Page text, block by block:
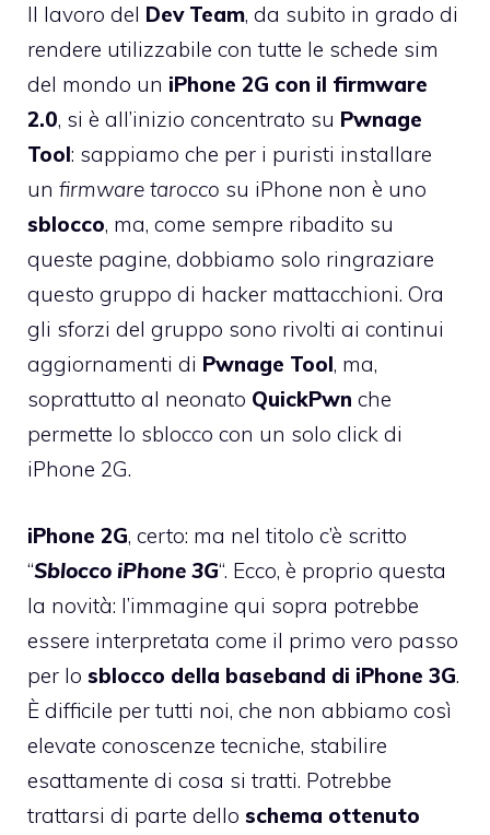
Il lavoro del Dev Team, da subito in grado di
rendere utilizzabile con tutte le schede sim
del mondo un iPhone 2G con il firmware
2.0, si è all’inizio concentrato su Pwnage
Tool: sappiamo che per i puristi installare
un firmware tarocco su iPhone non è uno
sblocco, ma, come sempre ribadito su
queste pagine, dobbiamo solo ringraziare
questo gruppo di hacker mattacchioni. Ora
gli sforzi del gruppo sono rivolti ai continui
aggiornamenti di Pwnage Tool, ma,
soprattutto al neonato QuickPwn che
permette lo sblocco con un solo click di
iPhone 2G.
iPhone 2G, certo: ma nel titolo c’è scritto
“Sblocco iPhone 3G“. Ecco, è proprio questa
la novità: l’immagine qui sopra potrebbe
essere interpretata come il primo vero passo
per lo sblocco della baseband di iPhone 3G.
È difficile per tutti noi, che non abbiamo così
elevate conoscenze tecniche, stabilire
esattamente di cosa si tratti. Potrebbe
trattarsi di parte dello schema ottenuto